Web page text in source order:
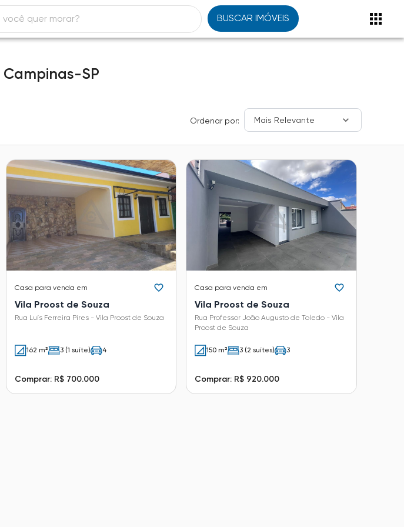
BUSCAR IMÓVEIS
Campinas-SP
Ordenar por: Mais Relevante
Casa para venda em
Vila Proost de Souza
Rua Luís Ferreira Pires - Vila Proost de Souza
162 m² 3 (1 suíte) 4
Comprar: R$ 700.000
Casa para venda em
Vila Proost de Souza
Rua Professor João Augusto de Toledo - Vila
Proost de Souza
150 m² 3 (2 suítes) 3
Comprar: R$ 920.000